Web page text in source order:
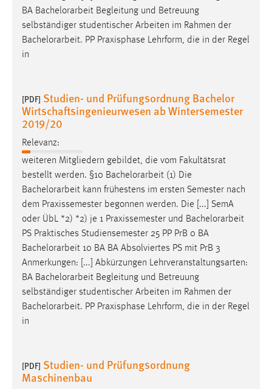
BA Bachelorarbeit Begleitung und Betreuung
selbständiger studentischer Arbeiten im Rahmen der
Bachelorarbeit. PP Praxisphase Lehrform, die in der Regel
in
[PDF] Studien- und Prüfungsordnung Bachelor
Wirtschaftsingenieurwesen ab Wintersemester
2019/20
Relevanz:
weiteren Mitgliedern gebildet, die vom Fakultätsrat
bestellt werden. §10 Bachelorarbeit (1) Die
Bachelorarbeit kann frühestens im ersten Semester nach
dem Praxissemester begonnen werden. Die [...] SemA
oder ÜbL *2) *2) je 1 Praxissemester und Bachelorarbeit
PS Praktisches Studiensemester 25 PP PrB 0 BA
Bachelorarbeit 10 BA BA Absolviertes PS mit PrB 3
Anmerkungen: [...] Abkürzungen Lehrveranstaltungsarten:
BA Bachelorarbeit Begleitung und Betreuung
selbständiger studentischer Arbeiten im Rahmen der
Bachelorarbeit. PP Praxisphase Lehrform, die in der Regel
in
[PDF] Studien- und Prüfungsordnung
Maschinenbau